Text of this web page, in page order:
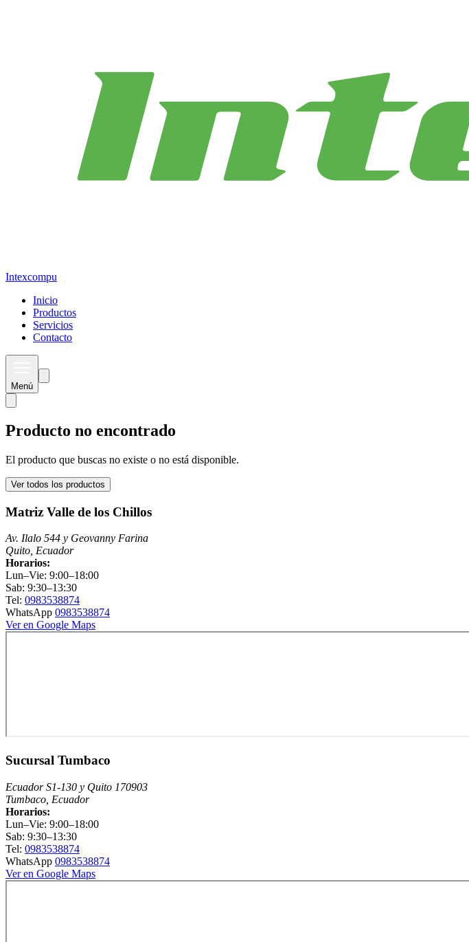
Intexcompu
Inicio
Productos
Servicios
Contacto
Menú
Producto no encontrado
El producto que buscas no existe o no está disponible.
Ver todos los productos
Matriz Valle de los Chillos
Av. Ilalo 544 y Geovanny Farina
Quito, Ecuador
Horarios:
Lun–Vie: 9:00–18:00
Sab: 9:30–13:30
Tel: 0983538874
WhatsApp 0983538874
Ver en Google Maps
Sucursal Tumbaco
Ecuador S1-130 y Quito 170903
Tumbaco, Ecuador
Horarios:
Lun–Vie: 9:00–18:00
Sab: 9:30–13:30
Tel: 0983538874
WhatsApp 0983538874
Ver en Google Maps